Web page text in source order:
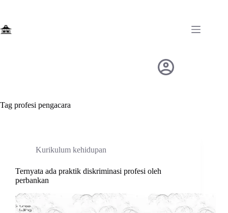
Tag profesi pengacara
Kurikulum kehidupan
Ternyata ada praktik diskriminasi profesi oleh
perbankan